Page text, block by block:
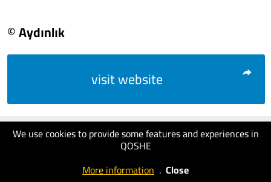
We use cookies to provide some features and experiences in
QOSHE
More information . Close
© Aydınlık
visit website